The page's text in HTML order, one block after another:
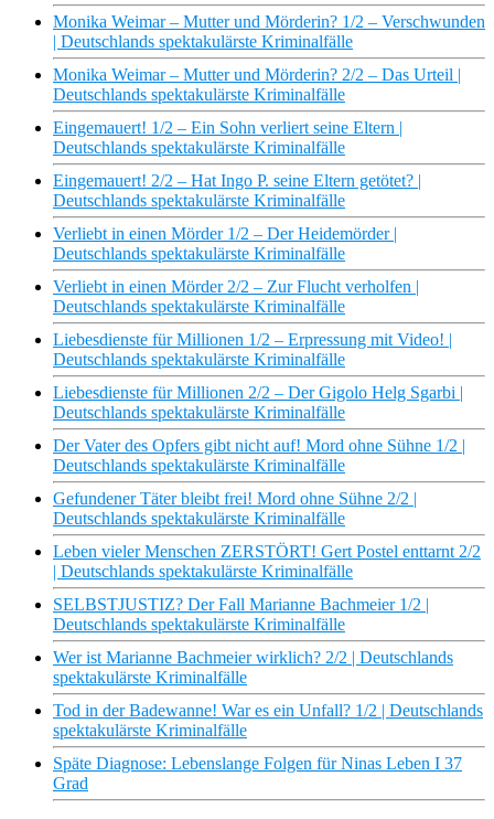
Monika Weimar – Mutter und Mörderin? 1/2 – Verschwunden
| Deutschlands spektakulärste Kriminalfälle
Monika Weimar – Mutter und Mörderin? 2/2 – Das Urteil |
Deutschlands spektakulärste Kriminalfälle
Eingemauert! 1/2 – Ein Sohn verliert seine Eltern |
Deutschlands spektakulärste Kriminalfälle
Eingemauert! 2/2 – Hat Ingo P. seine Eltern getötet? |
Deutschlands spektakulärste Kriminalfälle
Verliebt in einen Mörder 1/2 – Der Heidemörder |
Deutschlands spektakulärste Kriminalfälle
Verliebt in einen Mörder 2/2 – Zur Flucht verholfen |
Deutschlands spektakulärste Kriminalfälle
Liebesdienste für Millionen 1/2 – Erpressung mit Video! |
Deutschlands spektakulärste Kriminalfälle
Liebesdienste für Millionen 2/2 – Der Gigolo Helg Sgarbi |
Deutschlands spektakulärste Kriminalfälle
Der Vater des Opfers gibt nicht auf! Mord ohne Sühne 1/2 |
Deutschlands spektakulärste Kriminalfälle
Gefundener Täter bleibt frei! Mord ohne Sühne 2/2 |
Deutschlands spektakulärste Kriminalfälle
Leben vieler Menschen ZERSTÖRT! Gert Postel enttarnt 2/2
| Deutschlands spektakulärste Kriminalfälle
SELBSTJUSTIZ? Der Fall Marianne Bachmeier 1/2 |
Deutschlands spektakulärste Kriminalfälle
Wer ist Marianne Bachmeier wirklich? 2/2 | Deutschlands
spektakulärste Kriminalfälle
Tod in der Badewanne! War es ein Unfall? 1/2 | Deutschlands
spektakulärste Kriminalfälle
Späte Diagnose: Lebenslange Folgen für Ninas Leben I 37
Grad